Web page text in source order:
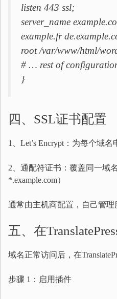
listen 443 ssl;
server_name
example.fr
root /var/www/html/
# … rest of
}
四、SSL证书配置
1、Let’s Encrypt：为每个域
2、通配符证书：覆盖同一域
*.example.com）
通常由主机商配置，自己管理
五、在
域名正常访问后，在
步骤 1：启用插件